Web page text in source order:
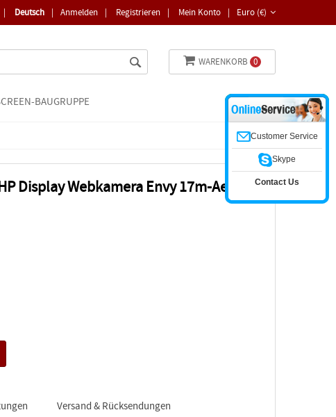
Euro (€)
Anmelden | Registrieren | Mein Konto |
| Deutsch |
WARENKORB 0
BAUGRUPPE
Display Webkamera Envy 17m-Ae
Versand & Rücksendungen
Customer Service
Skype
Contact Us